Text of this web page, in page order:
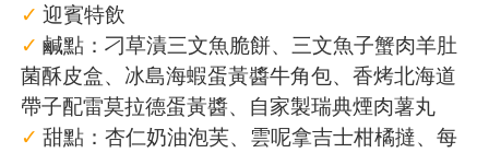
✓ 迎賓特飲
✓ 鹹點：刁草漬三文魚脆餅、三文魚子蟹肉羊肚
菌酥皮盒、冰島海蝦蛋黃醬牛角包、香烤北海道
帶子配雷莫拉德蛋黃醬、自家製瑞典煙肉薯丸
✓ 甜點：杏仁奶油泡芙、雲呢拿吉士柑橘撻、每